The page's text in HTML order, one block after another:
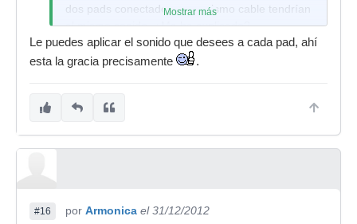
dos pads conectados a un mismo cable tendrían
el mismo sonido. ¿Me he explicado?.
Saludos
Mostrar más
Le puedes aplicar el sonido que desees a cada pad, ahí
esta la gracia precisamente
.
#16 por Armonica el 31/12/2012